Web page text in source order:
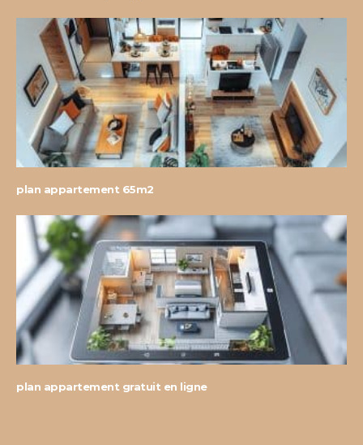
plan appartement 65m2
plan appartement gratuit en ligne